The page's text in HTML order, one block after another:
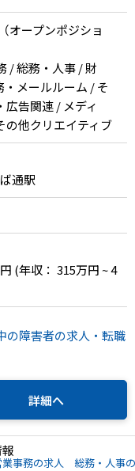
オープンポジショ
/ 総務・人事 / 財
メールルーム / そ
広告関連 / メディ
の他クリエイティブ
おば通駅
(年収： 315万円 ~ 4
の障害者の求人・転職
詳細へ
事務の求人 総務・人事